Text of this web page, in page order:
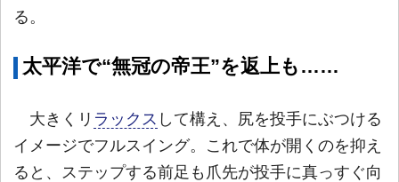
る。
太平洋で“無冠の帝王”を返上も……
大きくリ ラックス して構え、尻を投手にぶつける
イメージでフルスイング。これで体が開くのを抑え
ると、ステップする前足も爪先が投手に真っすぐ向